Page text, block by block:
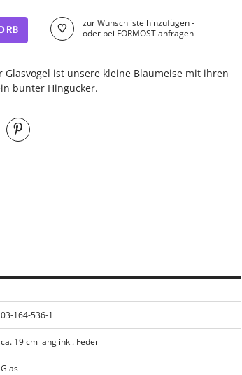
zur Wunschliste hinzufügen -
oder bei FORMOST anfragen
Glasvogel ist unsere kleine Blaumeise mit ihren
bunter Hingucker.
03-164-536-1
ca. 19 cm lang inkl. Feder
Glas